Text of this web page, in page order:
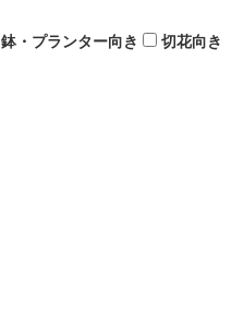
鉢・プランター向き
切花向き